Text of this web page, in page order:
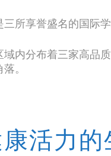
三所享誉盛名的国际
域内分布着三家高品
。
活力